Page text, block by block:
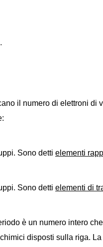
il numero di elettroni di
Sono detti elementi
Sono detti elementi di
è un numero intero
disposti sulla riga. La